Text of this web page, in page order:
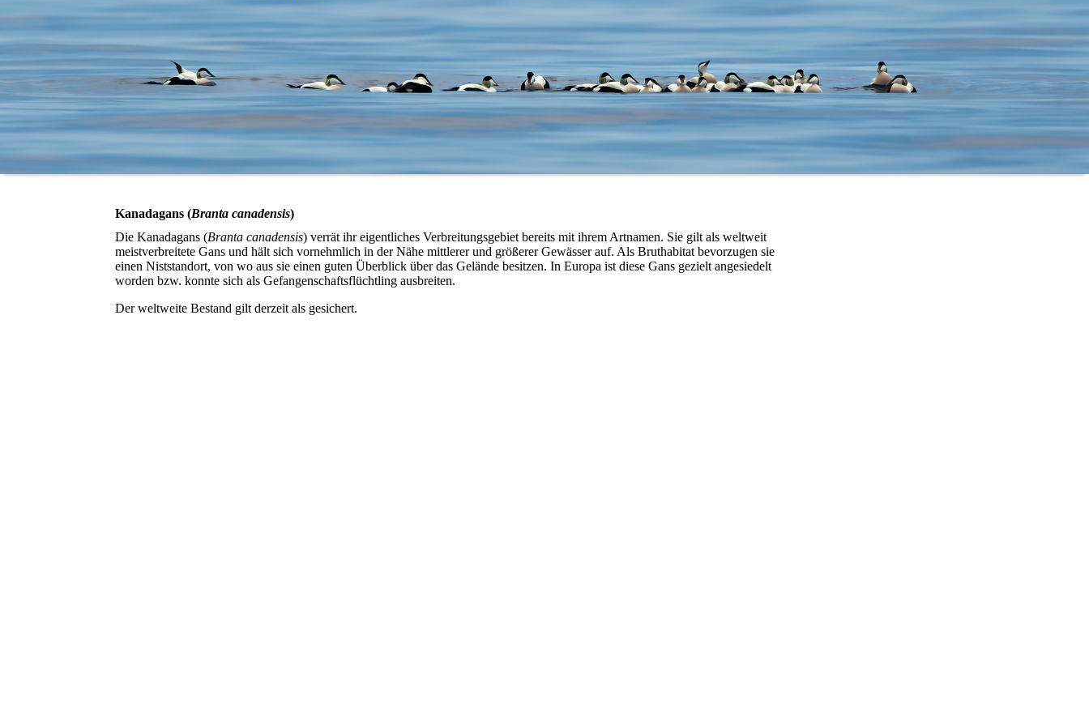
Kanadagans (Branta canadensis)
Die Kanadagans (Branta canadensis) verrät ihr eigentliches Verbreitungsgebiet bereits mit ihrem Artnamen. Sie gilt als weltweit
meistverbreitete Gans und hält sich vornehmlich in der Nähe mittlerer und größerer Gewässer auf. Als Bruthabitat bevorzugen sie
einen Niststandort, von wo aus sie einen guten Überblick über das Gelände besitzen. In Europa ist diese Gans gezielt angesiedelt
worden bzw. konnte sich als Gefangenschaftsflüchtling ausbreiten.
Der weltweite Bestand gilt derzeit als gesichert.